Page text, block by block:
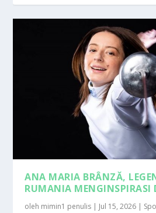
ANA MARIA BRÂNZĂ,
RUMANIA MENGINSPIRASI
oleh mimin1 penulis | Jul 15, 2026 |